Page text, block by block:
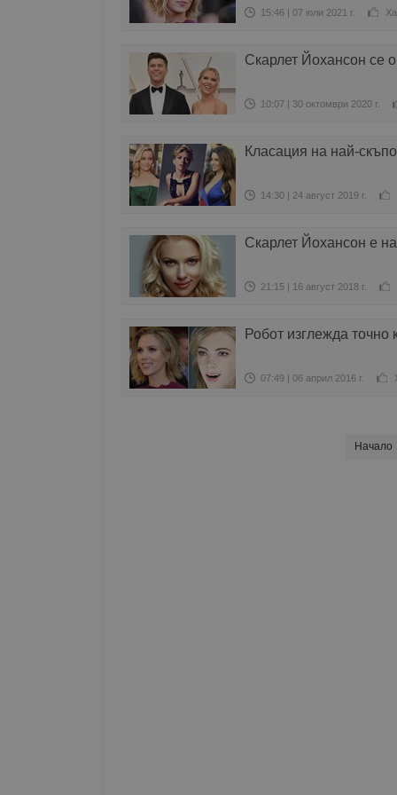
15:46 | 07 юли 2021 г.
Скарлет Йохансон се
10:07 | 30 октомври 2020 г.
Класация на най-
14:30 | 24 август 2019 г.
Скарлет Йохансон е
21:15 | 16 август 2018 г.
Робот изглежда точно
07:49 | 06 април 2016 г.
Начало